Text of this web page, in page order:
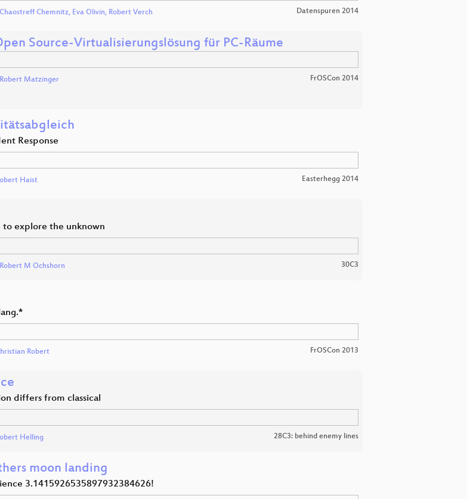
Chaostreff Chemnitz, Eva Olivin, Robert Verch Datenspuren 2014
Source-Virtualisierungslösung für PC-Räume
Robert Matzinger FrOSCon 2014
Response
Haist Easterhegg 2014
to explore the unknown
Robert M Ochshorn 30C3
Robert FrOSCon 2013
differs from classical
Helling 28C3: behind enemy lines
moon landing
3.1415926535897932384626!